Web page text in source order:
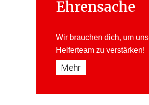
Ehrensache
Wir brauchen dich, um
Helferteam zu verstärken!
Mehr